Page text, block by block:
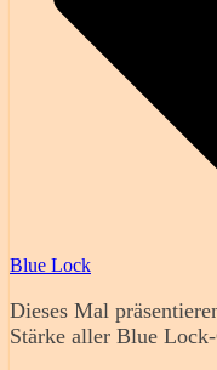
Blue Lock
Dieses Mal
Stärke aller Blue